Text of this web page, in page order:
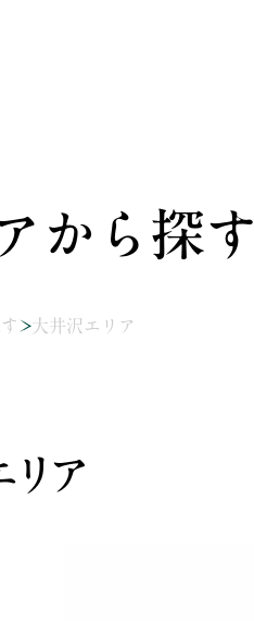
から探す
大井沢エリア
ア